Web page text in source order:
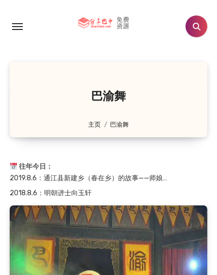
巴渝舞
主页 巴渝舞
往年今日：
：恩阳区恩阳中学历史沿革（大事记182…
：旧时流传于通江的民间小调——十二花
2019.8.6：通江县春在乡（原新建乡）的故事——抗…
2019.8.6：通江县新建乡（春在乡）的故事——师娘…
2018.8.6 ：明朝进士向玉轩
2021.8.6 ：川陕苏区时期的红军将领
2021.8.6：孙思颖夫妇墓
：白衣全鱼宴
2020.8.6：恩阳区恩阳中学历史沿革（大事记182…
2020.8.6：红四方面军副总指挥王树声在川陕苏区
2019.8.6：旧时流传于通江的民间小调——十二花